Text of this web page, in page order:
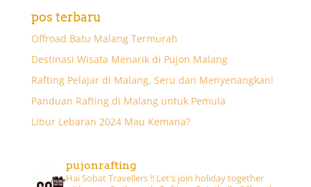
pos terbaru
Offroad Batu Malang Termurah
Destinasi Wisata Menarik di Pujon Malang
Rafting Pelajar di Malang, Seru dan Menyenangkan!
Panduan Rafting di Malang untuk Pemula
Libur Lebaran 2024 Mau Kemana?
pujonrafting
Hai Sobat Travellers !! Let's join holiday together